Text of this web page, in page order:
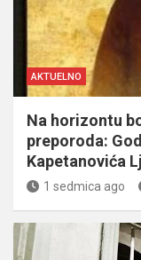
AKTUELNO
Na horizontu
preporoda:
Kapetanovića
1 sedmica ago